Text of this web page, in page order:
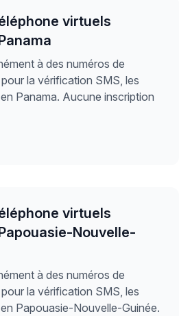
virtuels
à des numéros de
la vérification SMS, les
Panama. Aucune inscription
virtuels
Nouvelle-
à des numéros de
la vérification SMS, les
Papouasie-Nouvelle-Guinée.